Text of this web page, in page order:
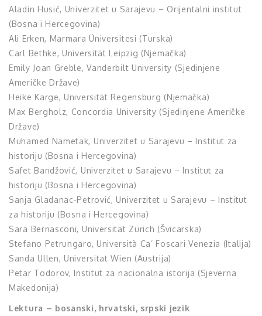
Aladin Husić, Univerzitet u Sarajevu – Orijentalni institut
(Bosna i Hercegovina)
Ali Erken, Marmara Üniversitesi (Turska)
Carl Bethke, Universität Leipzig (Njemačka)
Emily Joan Greble, Vanderbilt University (Sjedinjene
Američke Države)
Heike Karge, Universität Regensburg (Njemačka)
Max Bergholz, Concordia University (Sjedinjene Američke
Države)
Muhamed Nametak, Univerzitet u Sarajevu – Institut za
historiju (Bosna i Hercegovina)
Safet Bandžović, Univerzitet u Sarajevu – Institut za
historiju (Bosna i Hercegovina)
Sanja Gladanac-Petrović, Univerzitet u Sarajevu – Institut
za historiju (Bosna i Hercegovina)
Sara Bernasconi, Universität Zürich (Švicarska)
Stefano Petrungaro, Università Ca’ Foscari Venezia (Italija)
Sanda Ullen, Universitat Wien (Austrija)
Petar Todorov, Institut za nacionalna istorija (Sjeverna
Makedonija)
Lektura – bosanski, hrvatski, srpski jezik